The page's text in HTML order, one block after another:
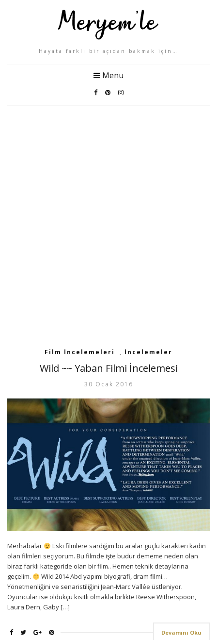
Hayata farklı bir açıdan bakmak için…
Menu
Film İncelemeleri , İncelemeler
Wild ~~ Yaban Filmi İncelemesi
30 Ocak 2016
Merhabalar
Eski filmlere sardığım bu aralar güçlü karakteri kadın
olan filmleri seçiyorum. Bu filmde işte budur dememe neden olan
biraz farklı kategoride olan bir film.. Hemen teknik detaylarına
geçelim.
Wild 2014 Abd yapımı biyografi, dram filmi…
Yönetmenliğini ve senaristiliğini Jean-Marc Vallée üstleniyor.
Oyuncular ise oldukçu kısıtlı olmakla birlikte Reese Witherspoon,
Laura Dern, Gaby […]
Devamını Oku